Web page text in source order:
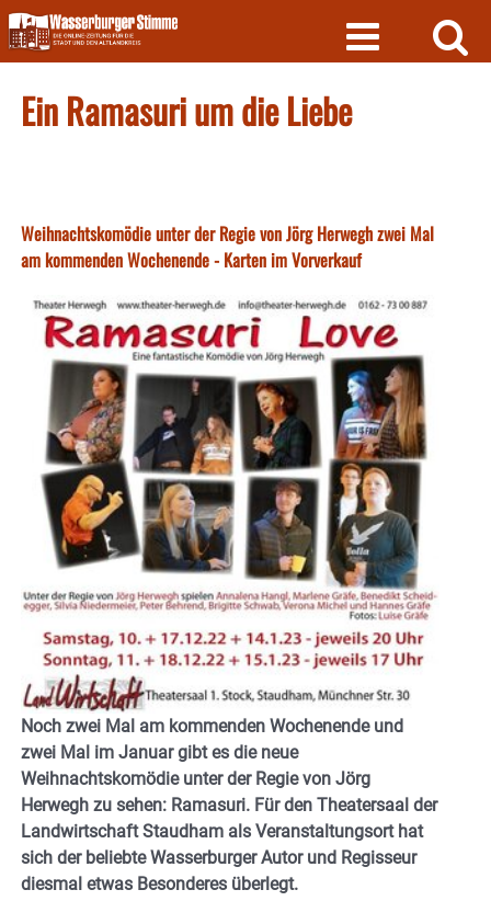
Skip
to
content
Ein Ramasuri um die Liebe
Weihnachtskomödie unter der Regie von Jörg Herwegh zwei Mal
am kommenden Wochenende - Karten im Vorverkauf
Noch zwei Mal am kommenden Wochenende und
zwei Mal im Januar gibt es die neue
Weihnachtskomödie unter der Regie von Jörg
Herwegh zu sehen: Ramasuri. Für den Theatersaal der
Landwirtschaft Staudham als Veranstaltungsort hat
sich der beliebte Wasserburger Autor und Regisseur
diesmal etwas Besonderes überlegt.